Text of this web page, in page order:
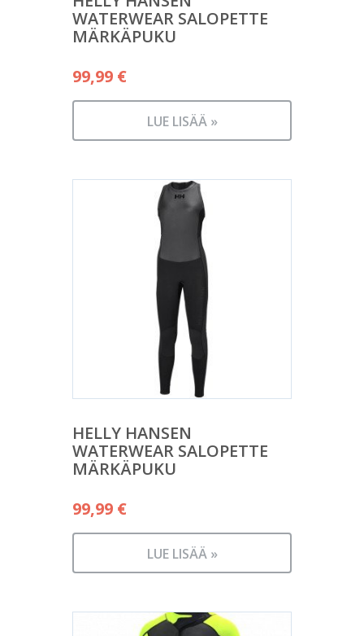
WATERWEAR SALOPETTE
MÄRKÄPUKU
99,99 €
LUE LISÄÄ »
HELLY HANSEN
WATERWEAR SALOPETTE
MÄRKÄPUKU
99,99 €
LUE LISÄÄ »